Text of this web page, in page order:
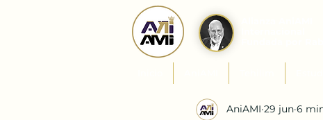
AniAMI 29 jun 6